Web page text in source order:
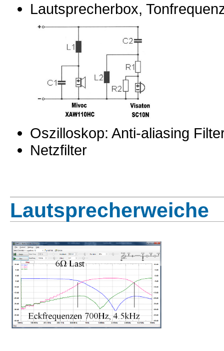
Lautsprecherbox,
Oszilloskop: Anti-aliasing
Netzfilter
Lautsprecherweiche